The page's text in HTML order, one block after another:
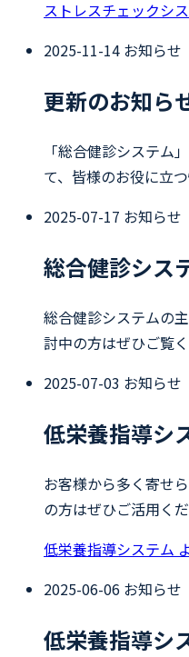
ストレスチェックシ
2025-11-14 お知らせ
更新のお知ら
「総合健診システム
て、皆様のお役に立
2025-07-17 お知らせ
総合健診シス
総合健診システムの
討中の方はぜひご覧く
2025-07-03 お知らせ
低栄養指導シ
お客様から多く寄せ
の方はぜひご活用くだ
低栄養指導システム
2025-06-06 お知らせ
低栄養指導シ